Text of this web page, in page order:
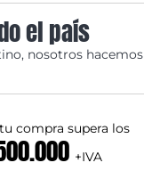
el país
nosotros hacemos
compra supera los
+IVA